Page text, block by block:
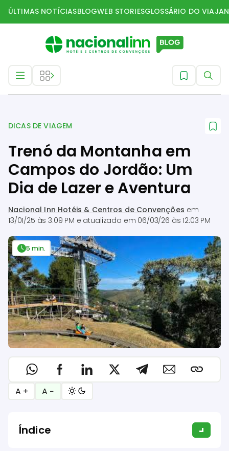
ÚLTIMAS NOTÍCIASBLOGWEB STORIESGLOSSÁRIO DO
DICAS DE VIAGEM
Trenó da Montanha em
Campos do Jordão: Um
Dia de Lazer e Aventura
Nacional Inn Hotéis & Centros de Convenções em
13/01/25 às 3:09 PM e atualizado em 06/03/26 às 12:03 PM
5 min.
A + A −
Índice